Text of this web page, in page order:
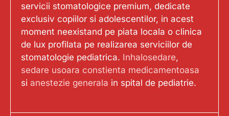
servicii stomatologice premium, dedicate
exclusiv copiilor si adolescentilor, in acest
moment neexistand pe piata locala o clinica
de lux profilata pe realizarea serviciilor de
stomatologie pediatrica. Inhalosedare,
sedare usoara constienta medicamentoasa
si anestezie generala in spital de pediatrie.